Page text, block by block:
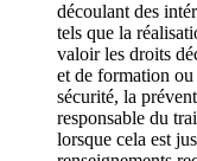
découlant des
tels que la
valoir les droits
et de formation
sécurité, la
responsable du
lorsque cela est